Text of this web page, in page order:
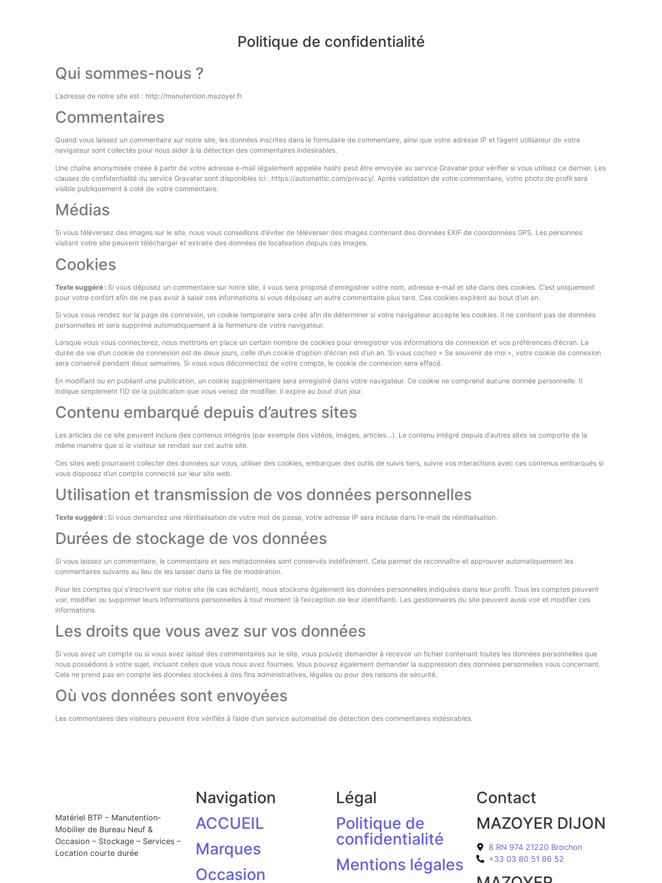
Politique de confidentialité
Qui sommes-nous ?
L’adresse de notre site est : http://manutention.mazoyer.fr.
Commentaires
Quand vous laissez un commentaire sur notre site, les données inscrites dans le formulaire de commentaire, ainsi que votre adresse IP et l’agent utilisateur de votre
navigateur sont collectés pour nous aider à la détection des commentaires indésirables.
Une chaîne anonymisée créée à partir de votre adresse e-mail (également appelée hash) peut être envoyée au service Gravatar pour vérifier si vous utilisez ce dernier. Les
clauses de confidentialité du service Gravatar sont disponibles ici : https://automattic.com/privacy/. Après validation de votre commentaire, votre photo de profil sera
visible publiquement à coté de votre commentaire.
Médias
Si vous téléversez des images sur le site, nous vous conseillons d’éviter de téléverser des images contenant des données EXIF de coordonnées GPS. Les personnes
visitant votre site peuvent télécharger et extraire des données de localisation depuis ces images.
Cookies
Texte suggéré : Si vous déposez un commentaire sur notre site, il vous sera proposé d’enregistrer votre nom, adresse e-mail et site dans des cookies. C’est uniquement
pour votre confort afin de ne pas avoir à saisir ces informations si vous déposez un autre commentaire plus tard. Ces cookies expirent au bout d’un an.
Si vous vous rendez sur la page de connexion, un cookie temporaire sera créé afin de déterminer si votre navigateur accepte les cookies. Il ne contient pas de données
personnelles et sera supprimé automatiquement à la fermeture de votre navigateur.
Lorsque vous vous connecterez, nous mettrons en place un certain nombre de cookies pour enregistrer vos informations de connexion et vos préférences d’écran. La
durée de vie d’un cookie de connexion est de deux jours, celle d’un cookie d’option d’écran est d’un an. Si vous cochez « Se souvenir de moi », votre cookie de connexion
sera conservé pendant deux semaines. Si vous vous déconnectez de votre compte, le cookie de connexion sera effacé.
En modifiant ou en publiant une publication, un cookie supplémentaire sera enregistré dans votre navigateur. Ce cookie ne comprend aucune donnée personnelle. Il
indique simplement l’ID de la publication que vous venez de modifier. Il expire au bout d’un jour.
Contenu embarqué depuis d’autres sites
Les articles de ce site peuvent inclure des contenus intégrés (par exemple des vidéos, images, articles…). Le contenu intégré depuis d’autres sites se comporte de la
même manière que si le visiteur se rendait sur cet autre site.
Ces sites web pourraient collecter des données sur vous, utiliser des cookies, embarquer des outils de suivis tiers, suivre vos interactions avec ces contenus embarqués si
vous disposez d’un compte connecté sur leur site web.
Utilisation et transmission de vos données personnelles
Texte suggéré : Si vous demandez une réinitialisation de votre mot de passe, votre adresse IP sera incluse dans l’e-mail de réinitialisation.
Durées de stockage de vos données
Si vous laissez un commentaire, le commentaire et ses métadonnées sont conservés indéfiniment. Cela permet de reconnaître et approuver automatiquement les
commentaires suivants au lieu de les laisser dans la file de modération.
Pour les comptes qui s’inscrivent sur notre site (le cas échéant), nous stockons également les données personnelles indiquées dans leur profil. Tous les comptes peuvent
voir, modifier ou supprimer leurs informations personnelles à tout moment (à l’exception de leur identifiant). Les gestionnaires du site peuvent aussi voir et modifier ces
informations.
Les droits que vous avez sur vos données
Si vous avez un compte ou si vous avez laissé des commentaires sur le site, vous pouvez demander à recevoir un fichier contenant toutes les données personnelles que
nous possédons à votre sujet, incluant celles que vous nous avez fournies. Vous pouvez également demander la suppression des données personnelles vous concernant.
Cela ne prend pas en compte les données stockées à des fins administratives, légales ou pour des raisons de sécurité.
Où vos données sont envoyées
Les commentaires des visiteurs peuvent être vérifiés à l’aide d’un service automatisé de détection des commentaires indésirables.
Matériel BTP – Manutention-
Mobilier de Bureau Neuf &
Occasion – Stockage – Services –
Location courte durée
Navigation
ACCUEIL
Marques
Occasion
Légal
Politique de
confidentialité
Mentions légales
Contact
MAZOYER DIJON
8 RN 974 21220 Brochon
+33 03 80 51 86 52